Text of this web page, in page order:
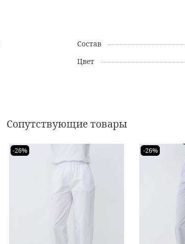
Состав
Цвет
Сопутствующие товары
-26% -26%